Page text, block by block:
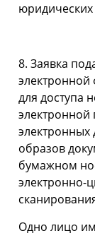
юридических
8. Заявка
для доступа
электронных
образов
бумажном
электронно-
Одно лицо